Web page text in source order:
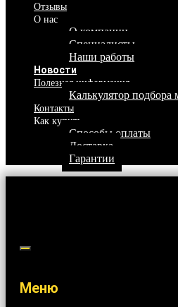
Отзывы
О нас
О компании
Специалисты
Наши работы
Новости
Полезная информация
Калькулятор подбора
Контакты
Как купить
Способы оплаты
Доставка
Гарантии
Меню